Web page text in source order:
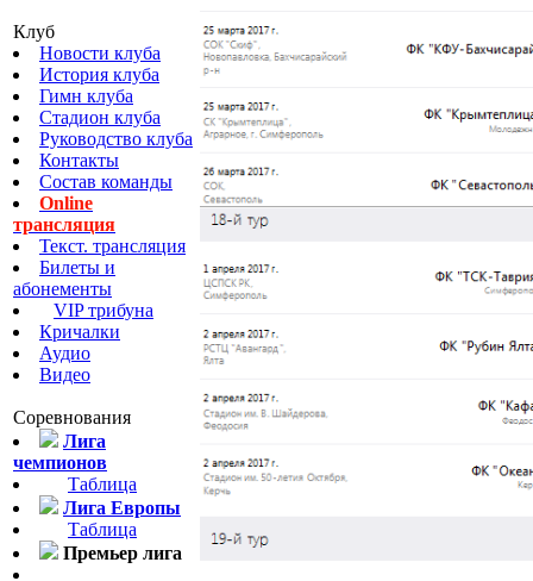
Клуб
Новости клуба
История клуба
Гимн клуба
Стадион клуба
Руководство клуба
Контакты
Состав команды
Online
трансляция
Текст. трансляция
Билеты и
абонементы
VIP трибуна
Кричалки
Аудио
Видео
Соревнования
Лига
чемпионов
Таблица
Лига Европы
Таблица
Премьер лига